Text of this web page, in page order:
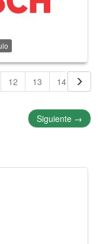
12 13 14 15
Siguiente →